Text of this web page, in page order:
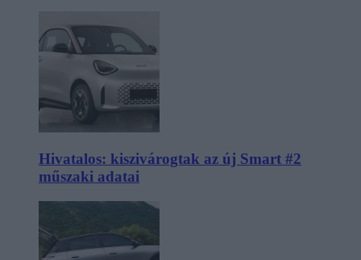
Hivatalos: kiszivárogtak az új Smart #2
műszaki adatai